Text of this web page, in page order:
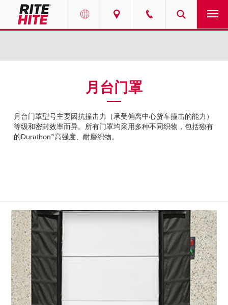
Español
Portuguese
Deutsch
Français
Italiano
Dutch
解决方案
走进瑞泰
资源中心
月台门罩
月台门罩型号主要因抗撞击力（承受偏离中心货车撞击的能力）
等级和密封效率而异。所有门罩均采用多种不同织物，包括独有
的Durathon™高强度、耐磨织物。